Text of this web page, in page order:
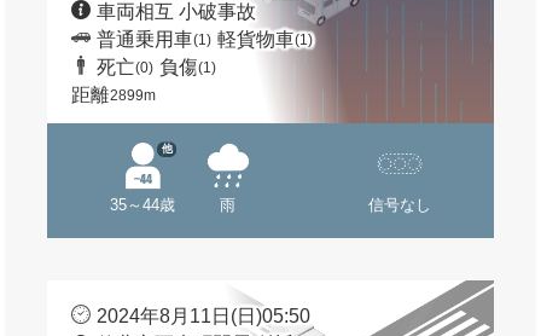
車両相互 小破事故
普通乗用車(1) 軽貨物車(1)
死亡(0) 負傷(1)
距離2899m
35～44歳
他
雨 信号なし
2024年8月11日(日)05:50